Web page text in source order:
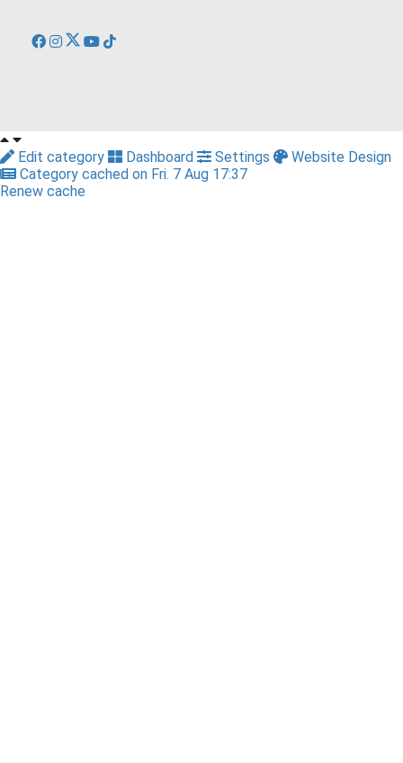
Edit category Dashboard Settings
Website Design
Category cached on Fri. 7 Aug 17:37
Renew cache